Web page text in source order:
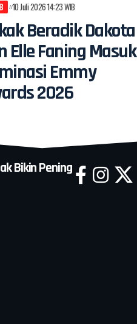
10 Juli 2026 14:23 WIB
Beradik Dakota
Elle Faning Masuk
Emmy
2026
Bikin Pening